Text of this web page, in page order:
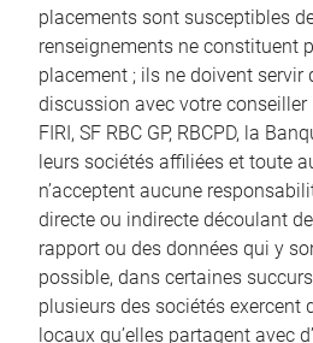
placements sont susceptibles
renseignements ne constituent
placement ; ils ne doivent servir
discussion avec votre conseiller
FIRI, SF RBC GP, RBCPD, la
leurs sociétés affiliées et toute
n’acceptent aucune
directe ou indirecte découlant
rapport ou des données qui y
possible, dans certaines
plusieurs des sociétés exercent
locaux qu’elles partagent avec